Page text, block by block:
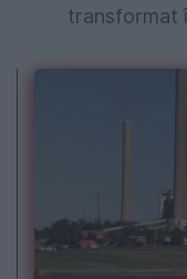
transformat